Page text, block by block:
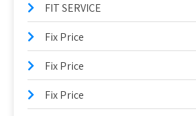
FIT SERVICE
Fix Price
Fix Price
Fix Price